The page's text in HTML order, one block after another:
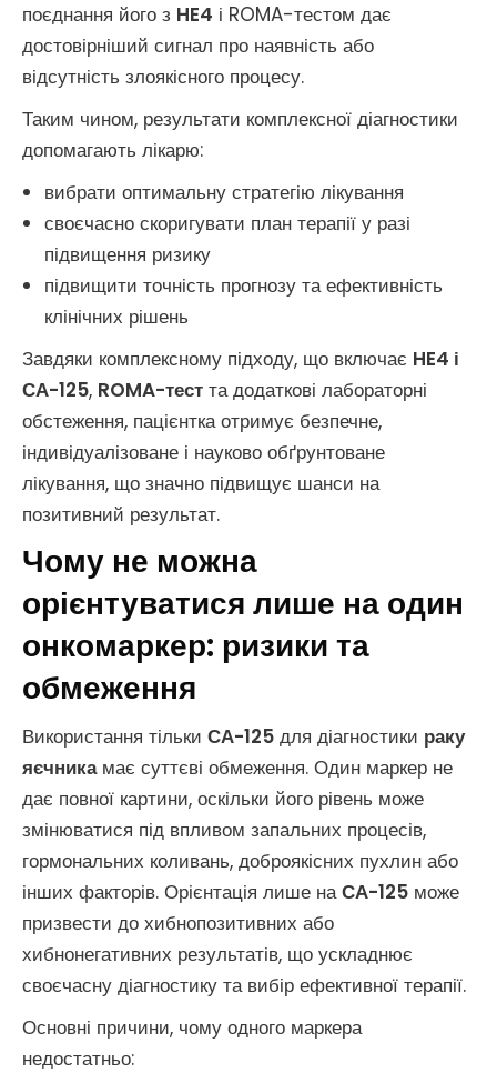
поєднання його з HE4 і ROMA-тестом дає
достовірніший сигнал про наявність або
відсутність злоякісного процесу.
Таким чином, результати комплексної діагностики
допомагають лікарю:
вибрати оптимальну стратегію лікування
своєчасно скоригувати план терапії у разі
підвищення ризику
підвищити точність прогнозу та ефективність
клінічних рішень
Завдяки комплексному підходу, що включає HE4 і
СА-125, ROMA-тест та додаткові лабораторні
обстеження, пацієнтка отримує безпечне,
індивідуалізоване і науково обґрунтоване
лікування, що значно підвищує шанси на
позитивний результат.
Чому не можна
орієнтуватися лише на один
онкомаркер: ризики та
обмеження
Використання тільки СА-125 для діагностики раку
яєчникамає суттєві обмеження. Один маркер не
дає повної картини, оскільки його рівень може
змінюватися під впливом запальних процесів,
гормональних коливань, доброякісних пухлин або
інших факторів. Орієнтація лише наСА-125 може
призвести до хибнопозитивних або
хибнонегативних результатів, що ускладнює
своєчасну діагностику та вибір ефективної терапії.
Основні причини, чому одного маркера
недостатньо: